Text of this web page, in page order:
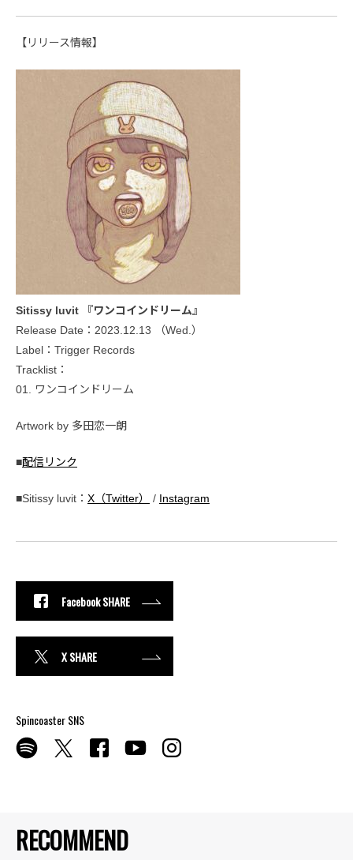
RECOMMEND
【リリース情報】
Sitissy luvit 『ワンコインドリーム』
Release Date：2023.12.13 （Wed.）
Label：Trigger Records
Tracklist：
01. ワンコインドリーム
Artwork by 多田恋一朗
■配信リンク
■Sitissy luvit： X（Twitter） / Instagram
Facebook SHARE
X SHARE
Spincoaster SNS